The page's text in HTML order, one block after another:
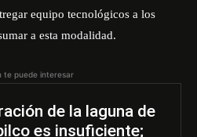
equipo tecnológicos a los
a esta modalidad.
te puede interesar
de la laguna de
es insuficiente;